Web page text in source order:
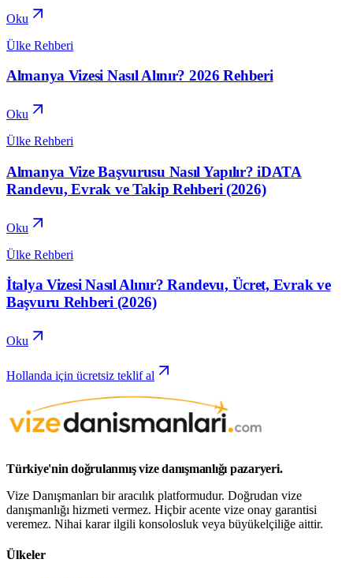
Oku
Ülke Rehberi
Almanya Vizesi Nasıl Alınır? 2026 Rehberi
Oku
Ülke Rehberi
Almanya Vize Başvurusu Nasıl Yapılır? iDATA
Randevu, Evrak ve Takip Rehberi (2026)
Oku
Ülke Rehberi
İtalya Vizesi Nasıl Alınır? Randevu, Ücret, Evrak ve
Başvuru Rehberi (2026)
Oku
Hollanda için ücretsiz teklif al
Türkiye'nin doğrulanmış vize danışmanlığı pazaryeri.
Vize Danışmanları bir aracılık platformudur. Doğrudan vize
danışmanlığı hizmeti vermez. Hiçbir acente vize onay garantisi
veremez. Nihai karar ilgili konsolosluk veya büyükelçiliğe aittir.
Ülkeler